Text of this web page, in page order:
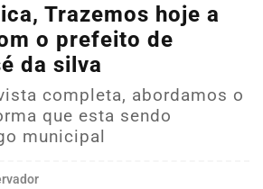
Trazemos hoje a
o prefeito de
da silva
completa, abordamos o
que esta sendo
municipal